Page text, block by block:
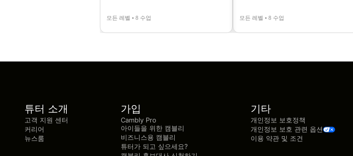
모든 레벨 • 8 수업 모든 레벨 • 8 수업
튜터 소개
고객 지원 센터
커리어
뉴스룸
가입
Cambly Pro
아이들을 위한 캠블리
비즈니스용 캠블리
튜터가 되고 싶으세요?
기타
개인정보 보호정책
개인정보 보호 관련 옵션
이용 약관 및 조건